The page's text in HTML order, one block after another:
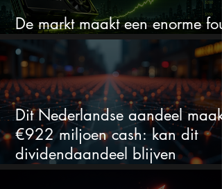
De markt maakt een enorme fout
Dit Nederlandse aandeel maakt
€922 miljoen cash: kan dit
dividendaandeel blijven
verhogen?